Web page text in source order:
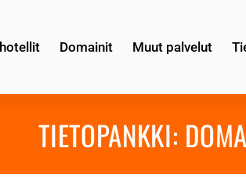
Domainit Muut palvelut
TIETOPANKKI: